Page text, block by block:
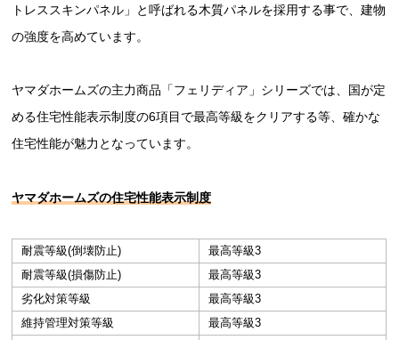
トレススキンパネル」と呼ばれる木質パネルを採用する事で、建物
の強度を高めています。
ヤマダホームズの主力商品「フェリディア」シリーズでは、国が定
める住宅性能表示制度の6項目で最高等級をクリアする等、確かな
住宅性能が魅力となっています。
ヤマダホームズの住宅性能表示制度
耐震等級(倒壊防止)
最高等級3
耐震等級(損傷防止)
最高等級3
劣化対策等級
最高等級3
維持管理対策等級
最高等級3